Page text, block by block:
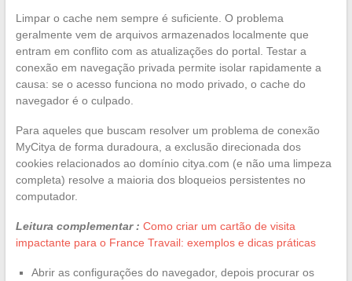
Limpar o cache nem sempre é suficiente. O problema
geralmente vem de arquivos armazenados localmente que
entram em conflito com as atualizações do portal. Testar a
conexão em navegação privada permite isolar rapidamente a
causa: se o acesso funciona no modo privado, o cache do
navegador é o culpado.
Para aqueles que buscam resolver um problema de conexão
MyCitya de forma duradoura, a exclusão direcionada dos
cookies relacionados ao domínio citya.com (e não uma limpeza
completa) resolve a maioria dos bloqueios persistentes no
computador.
Leitura complementar : Como criar um cartão de visita
impactante para o France Travail: exemplos e dicas práticas
Abrir as configurações do navegador, depois procurar os